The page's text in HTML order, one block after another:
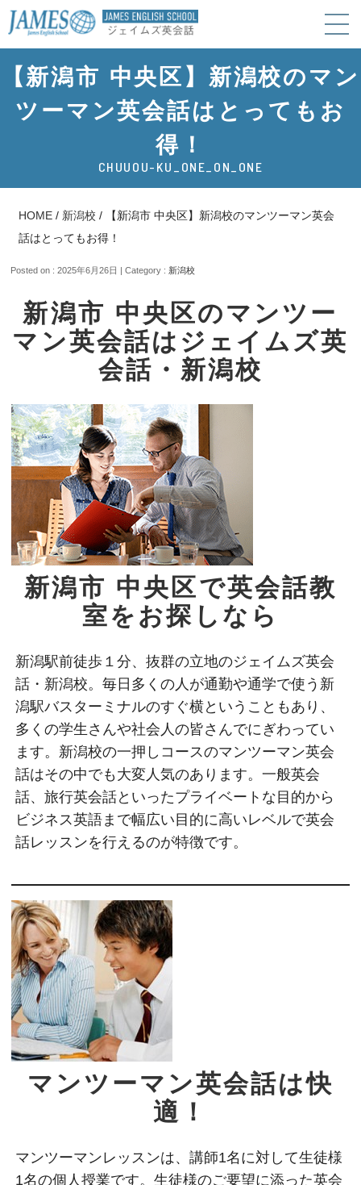
【新潟市 中央区】新潟校のマン
ツーマン英会話はとってもお
得！
CHUUOU-KU_ONE_ON_ONE
HOME / 新潟校 /
【新潟市 中央区】新潟校のマンツーマン英会
話はとってもお得！
Posted on : 2025年6月26日 | Category : 新潟校
新潟市 中央区のマンツー
マン英会話はジェイムズ英
会話・新潟校
新潟市 中央区で英会話教
室をお探しなら
新潟駅前徒歩１分、抜群の立地のジェイムズ英会
話・新潟校。毎日多くの人が通勤や通学で使う新
潟駅バスターミナルのすぐ横ということもあり、
多くの学生さんや社会人の皆さんでにぎわってい
ます。新潟校の一押しコースのマンツーマン英会
話はその中でも大変人気のあります。一般英会
話、旅行英会話といったプライベートな目的から
ビジネス英語まで幅広い目的に高いレベルで英会
話レッスンを行えるのが特徴です。
マンツーマン英会話は快
適！
マンツーマンレッスンは、講師1名に対して生徒様
1名の個人授業です。生徒様のご要望に添った英会